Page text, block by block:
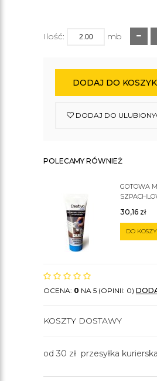
Ilość: mb
DODAJ DO
DODAJ DO
POLECAMY RÓWNIEŻ
GOTOWA
30,16 zł
DO
OCENA: 0 NA 5 (OPINII: 0)
KOSZTY DOSTAWY
od 30 zł przesyłka kurierska